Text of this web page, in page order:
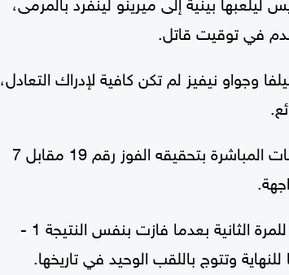
في توقيت قاتل.
وجواو نيفيز لم تكن كافية لإدراك التعادل،
وبهذا الفوز واصل "الماتادور" تفوقه التاريخي في المواجهات المباشرة بتحقيقه الفوز رقم 19 مقابل 7
وكررت إسبانيا أيضا سيناريو إقصاء البرتغال من دور الـ16 للمرة الثانية بعدما فازت بنفس النتيجة 1 -